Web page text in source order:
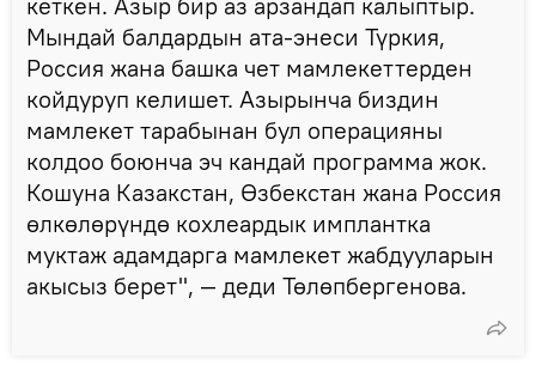
Мындай балдардын ата-энеси Түркия,
Россия жана башка чет мамлекеттерден
койдуруп келишет. Азырынча биздин
мамлекет тарабынан бул операцияны
колдоо боюнча эч кандай программа жок.
Кошуна Казакстан, Өзбекстан жана Россия
өлкөлөрүндө кохлеардык имплантка
муктаж адамдарга мамлекет жабдууларын
акысыз берет", — деди Төлөпбергенова.